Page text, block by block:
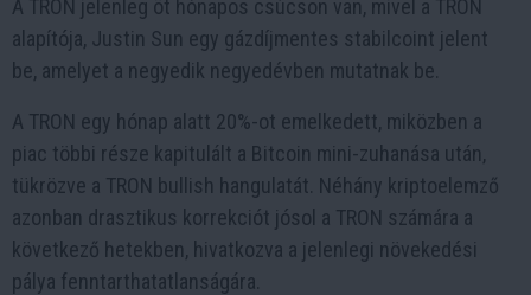
A TRON jelenleg öt hónapos csúcson van, mivel a TRON
alapítója, Justin Sun egy gázdíjmentes stabilcoint jelent
be, amelyet a negyedik negyedévben mutatnak be.
A TRON egy hónap alatt 20%-ot emelkedett, miközben a
piac többi része kapitulált a Bitcoin mini-zuhanása után,
tükrözve a TRON bullish hangulatát. Néhány kriptoelemző
azonban drasztikus korrekciót jósol a TRON számára a
következő hetekben, hivatkozva a jelenlegi növekedési
pálya fenntarthatatlanságára.